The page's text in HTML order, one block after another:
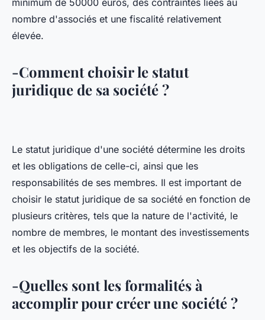
nombre d'associés et une fiscalité relativement
élevée.
-Comment choisir le statut
juridique de sa société ?
Le statut juridique d'une société détermine les droits
et les obligations de celle-ci, ainsi que les
responsabilités de ses membres. Il est important de
choisir le statut juridique de sa société en fonction de
plusieurs critères, tels que la nature de l'activité, le
nombre de membres, le montant des investissements
et les objectifs de la société.
-Quelles sont les formalités à
accomplir pour créer une société ?